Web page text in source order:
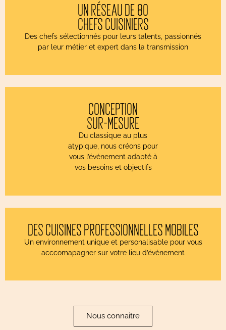
UN RÉSEAU DE 80
CHEFS CUISINIERS
Des chefs sélectionnés pour leurs talents, passionnés
par leur métier et expert dans la transmission
CONCEPTION
SUR-MESURE
Du classique au plus
atypique, nous créons pour
vous l’évènement adapté à
vos besoins et objectifs
DES CUISINES PROFESSIONNELLES MOBILES
Un environnement unique et personalisable pour vous
acccomapagner sur votre lieu d’évènement
Nous connaitre